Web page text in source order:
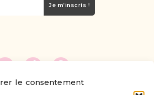
le consentement
Je m'inscris !